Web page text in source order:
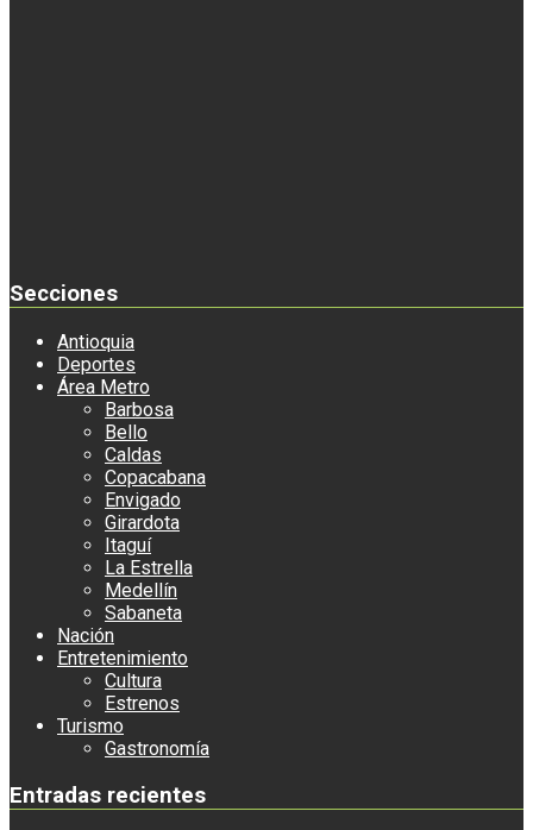
Secciones
Antioquia
Deportes
Área Metro
Barbosa
Bello
Caldas
Copacabana
Envigado
Girardota
Itaguí
La Estrella
Medellín
Sabaneta
Nación
Entretenimiento
Cultura
Estrenos
Turismo
Gastronomía
Entradas recientes